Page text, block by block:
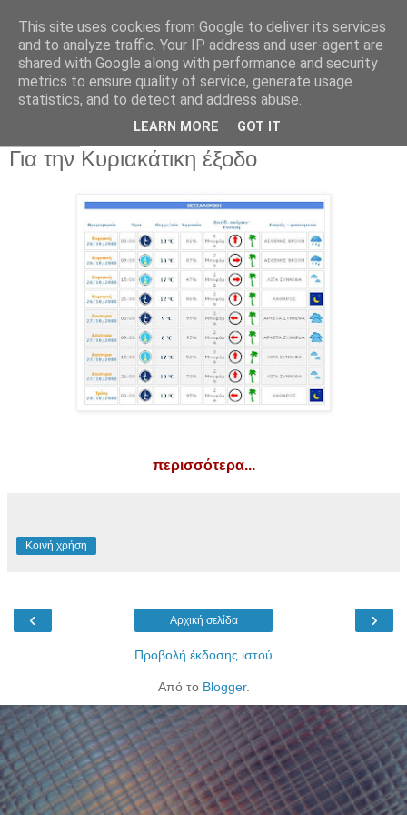
Για την Κυριακάτικη έξοδο
περισσότερα...
Κοινή χρήση
‹ ›
Αρχική σελίδα
Προβολή έκδοσης ιστού
Από το Blogger.
This site uses cookies from Google to deliver its services
and to analyze traffic. Your IP address and user-agent are
shared with Google along with performance and security
metrics to ensure quality of service, generate usage
statistics, and to detect and address abuse.
LEARN MORE GOT IT